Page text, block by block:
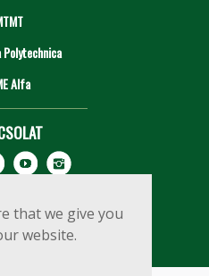
that we give you
website.
Alfa